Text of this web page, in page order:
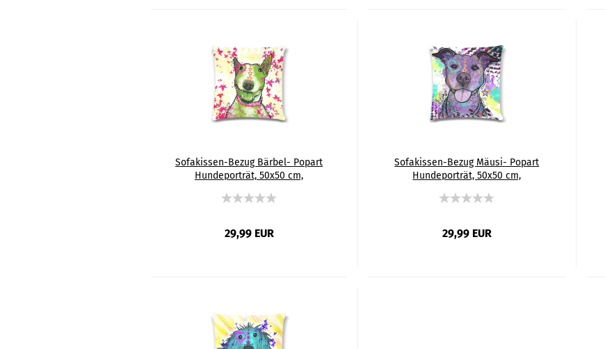
Sofakissen-Bezug Bärbel- Popart
Hundeporträt, 50x50 cm,
bedruckt, waschbar
29,99 EUR
Sofakissen-Bezug Mäusi- Popart
Hundeporträt, 50x50 cm,
bedruckt, waschbar
29,99 EUR